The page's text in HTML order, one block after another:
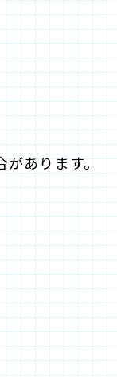
あります。